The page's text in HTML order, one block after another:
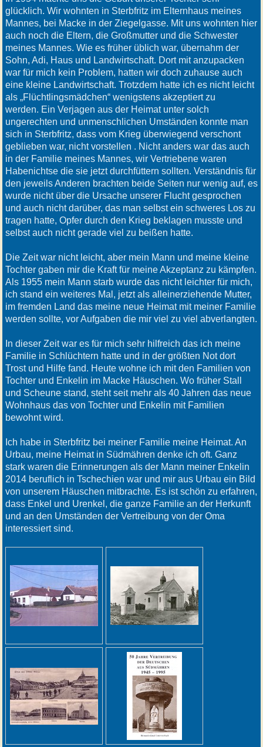
glücklich. Wir wohnten in Sterbfritz im Elternhaus meines
Mannes, bei Macke in der Ziegelgasse. Mit uns wohnten hier
auch noch die Eltern, die Großmutter und die Schwester
meines Mannes. Wie es früher üblich war, übernahm der
Sohn, Adi, Haus und Landwirtschaft. Dort mit anzupacken
war für mich kein Problem, hatten wir doch zuhause auch
eine kleine Landwirtschaft. Trotzdem hatte ich es nicht leicht
als „Flüchtlingsmädchen“ wenigstens akzeptiert zu
werden. Ein Verjagen aus der Heimat unter solch
ungerechten und unmenschlichen Umständen konnte man
sich in Sterbfritz, dass vom Krieg überwiegend verschont
geblieben war, nicht vorstellen . Nicht anders war das auch
in der Familie meines Mannes, wir Vertriebene waren
Habenichtse die sie jetzt durchfüttern sollten. Verständnis für
den jeweils Anderen brachten beide Seiten nur wenig auf, es
wurde nicht über die Ursache unserer Flucht gesprochen
und auch nicht darüber, das man selbst ein schweres Los zu
tragen hatte, Opfer durch den Krieg beklagen musste und
selbst auch nicht gerade viel zu beißen hatte.
Die Zeit war nicht leicht, aber mein Mann und meine kleine
Tochter gaben mir die Kraft für meine Akzeptanz zu kämpfen.
Als 1955 mein Mann starb wurde das nicht leichter für mich,
ich stand ein weiteres Mal, jetzt als alleinerziehende Mutter,
im fremden Land das meine neue Heimat mit meiner Familie
werden sollte, vor Aufgaben die mir viel zu viel abverlangten.
In dieser Zeit war es für mich sehr hilfreich das ich meine
Familie in Schlüchtern hatte und in der größten Not dort
Trost und Hilfe fand. Heute wohne ich mit den Familien von
Tochter und Enkelin im Macke Häuschen. Wo früher Stall
und Scheune stand, steht seit mehr als 40 Jahren das neue
Wohnhaus das von Tochter und Enkelin mit Familien
bewohnt wird.
Ich habe in Sterbfritz bei meiner Familie meine Heimat. An
Urbau, meine Heimat in Südmähren denke ich oft. Ganz
stark waren die Erinnerungen als der Mann meiner Enkelin
2014 beruflich in Tschechien war und mir aus Urbau ein Bild
von unserem Häuschen mitbrachte. Es ist schön zu erfahren,
dass Enkel und Urenkel, die ganze Familie an der Herkunft
und an den Umständen der Vertreibung von der Oma
interessiert sind.